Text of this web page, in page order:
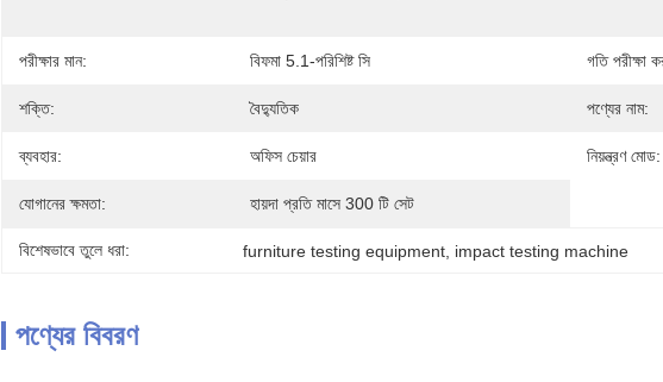
পরীক্ষার মান: বিফমা 5.1-পরিশিষ্ট সি গতি পরীক্ষা
শক্তি: বৈদ্যুতিক পণ্যের নাম:
ব্যবহার: অফিস চেয়ার নিয়ন্ত্রণ মোড:
যোগানের ক্ষমতা: হায়দা প্রতি মাসে 300 টি সেট
বিশেষভাবে তুলে ধরা: furniture testing equipment impact testing machine
পণ্যের বিবরণ